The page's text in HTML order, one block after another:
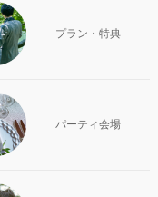
プラン・特典
パーティ会場